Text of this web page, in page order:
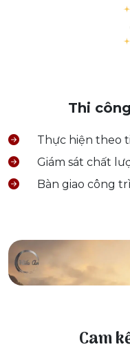
Thi
Thực hiện theo
Giám sát chất
Bàn giao công
Cam